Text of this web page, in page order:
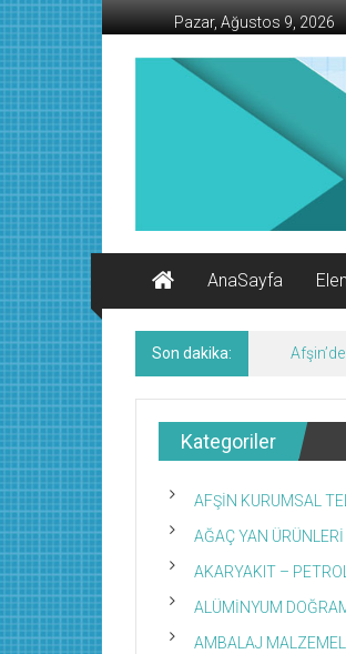
İçeriğe
geç
Pazar, Ağustos 9, 2026
AFŞİN
Ekonomi
Kanalı
AnaSayfa
Son dakika:
Kategoriler
AFŞİN KURUMSAL
AĞAÇ YAN ÜRÜNLERİ
AKARYAKIT – PETROL
ALÜMİNYUM
AMBALAJ